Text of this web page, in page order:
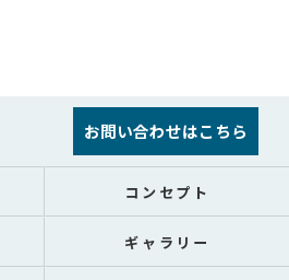
お問い合わせはこちら
コンセプト
ギャラリー